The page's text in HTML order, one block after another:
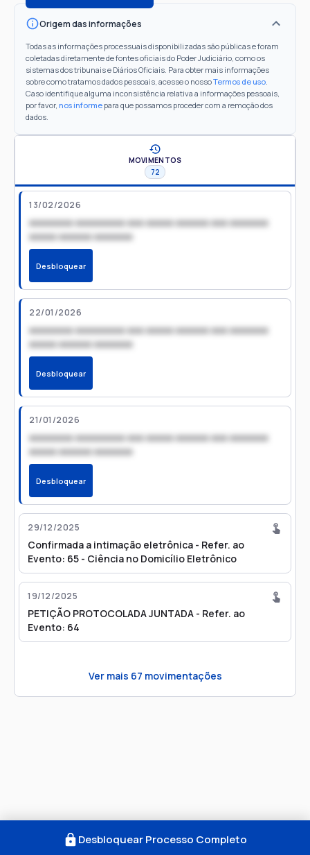
Origem das informações
Todas as informações processuais disponibilizadas são públicas e foram
coletadas diretamente de fontes oficiais do Poder Judiciário, como os
sistemas dos tribunais e Diários Oficiais. Para obter mais informações
sobre como tratamos dados pessoais, acesse o nossoTermos de uso.
Caso identifique alguma inconsistência relativa a informações pessoais,
por favor, nos informe para que possamos proceder com a remoção dos
dados.
MOVIMENTOS
72
13/02/2026
xxxxxxxx xxxxxxxxx xxx xxxxx xxxxxx xxx xxxxxxx
xxxxx xxxxxx xxxxxxx
Desbloquear
22/01/2026
xxxxxxxx xxxxxxxxx xxx xxxxx xxxxxx xxx xxxxxxx
xxxxx xxxxxx xxxxxxx
Desbloquear
21/01/2026
xxxxxxxx xxxxxxxxx xxx xxxxx xxxxxx xxx xxxxxxx
xxxxx xxxxxx xxxxxxx
Desbloquear
29/12/2025
Confirmada a intimação eletrônica - Refer. ao
Evento: 65 - Ciência no Domicílio Eletrônico
19/12/2025
PETIÇÃO PROTOCOLADA JUNTADA - Refer. ao
Evento: 64
Ver mais 67 movimentações
Desbloquear Processo Completo